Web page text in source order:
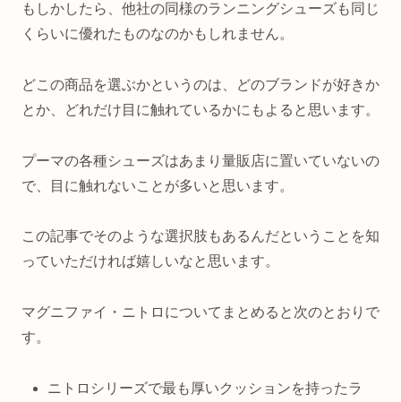
もしかしたら、他社の同様のランニングシューズも同じ
くらいに優れたものなのかもしれません。
どこの商品を選ぶかというのは、どのブランドが好きか
とか、どれだけ目に触れているかにもよると思います。
プーマの各種シューズはあまり量販店に置いていないの
で、目に触れないことが多いと思います。
この記事でそのような選択肢もあるんだということを知
っていただければ嬉しいなと思います。
マグニファイ・ニトロについてまとめると次のとおりで
す。
ニトロシリーズで最も厚いクッションを持ったラ